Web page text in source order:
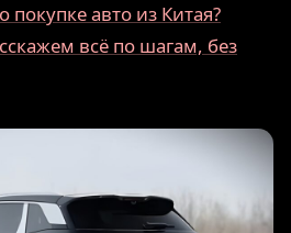
покупке авто из Китая?
всё по шагам, без